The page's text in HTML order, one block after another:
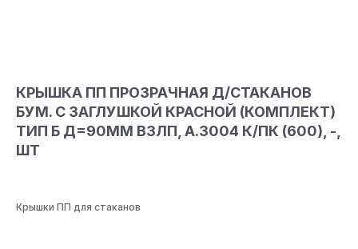
КРЫШКА ПП ПРОЗРАЧНАЯ Д/СТАКАНОВ
БУМ. С ЗАГЛУШКОЙ КРАСНОЙ (КОМПЛЕКТ)
ТИП Б Д=90ММ ВЗЛП, А.3004 К/ПК (600), -,
ШТ
Крышки ПП для стаканов